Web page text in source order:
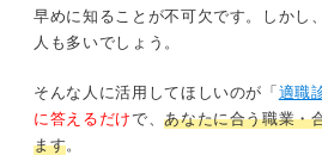
早めに知ることが不可欠です。しかし
人も多いでしょう。
そんな人に活用してほしいのが「 適職
に答えるだけで、あなたに合う職業・
ます。